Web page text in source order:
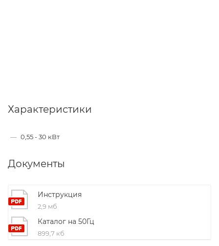
Характеристики
— 0,55 - 30 кВт
Документы
Инструкция
2,9 мб
Каталог на 50Гц
899,7 кб